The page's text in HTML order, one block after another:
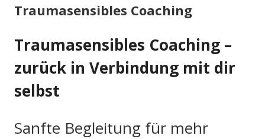
Traumasensibles Coaching
Traumasensibles Coaching –
zurück in Verbindung mit dir
selbst
Sanfte Begleitung für mehr